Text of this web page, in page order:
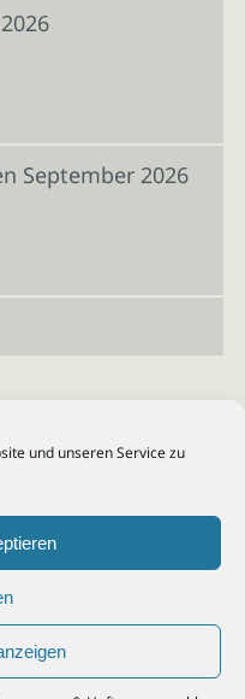
und unseren Service zu
September 2026